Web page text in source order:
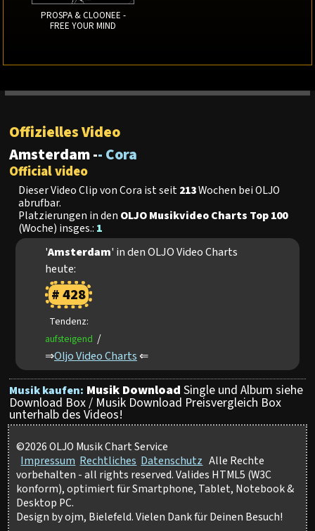
PROSPA & CLOONEE -
FREE YOUR MIND
Offizielles Video
Amsterdam -- Cora
Official video
Dieser Video Clip von Cora ist seit213Wochen bei OLJO
abrufbar.
Platzierungen in den OLJO Musikvideo Charts Top 100
(Woche) insges.: 1
'Amsterdam' in den OLJO Video Charts
heute:
# 428
Tendenz:
aufsteigend /
⇒Oljo Video Charts ⇐
Musik kaufen: Musik Download Single und Album siehe
Download Box / Musik Download Preisvergleich Box
unterhalb des Videos!
©2026 OLJO Musik Chart Service
Impressum Rechtliches Datenschutz Alle Rechte
vorbehalten - all rights reserved. Valides HTML5 (W3C
konform), optimiert für Smartphone, Tablet, Notebook &
Desktop PC.
Design by ojm, Bielefeld. Vielen Dank für Deinen Besuch!